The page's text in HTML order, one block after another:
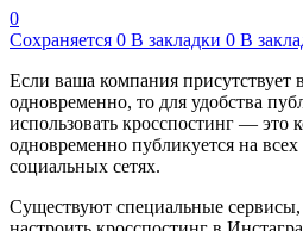
0
Сохраняется 0 В закладки 0 В
Если ваша компания присутствует
одновременно, то для удобства
использовать кросспостинг — это
одновременно публикуется на
социальных сетях.
Существуют специальные